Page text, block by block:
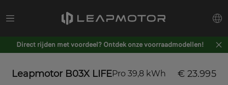
Direct rijden met voordeel? Ontdek onze voorraadmodellen!
Leapmotor B03X LIFEPro 39,8 kWh € 23.995